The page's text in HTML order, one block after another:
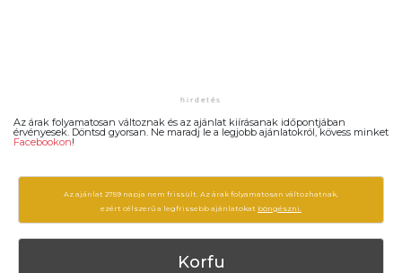
Az árak folyamatosan változnak és az ajánlat kiírásanak időpontjában
érvényesek. Döntsd gyorsan. Ne maradj le a legjobb ajánlatokról, kövess minket
Facebookon!
Az ajánlat 2759 napja nem frissült. Az árak folyamatosan változhatnak,
ezért célszerű a legfrissebb ajánlatokat böngészni.
Korfu